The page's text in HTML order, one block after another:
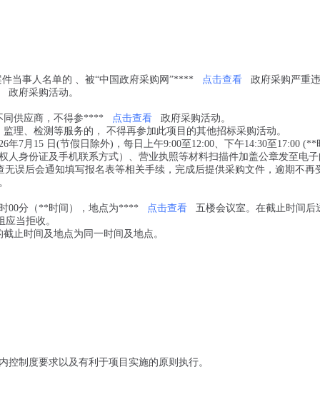
当事人名单的 、被“中国政府采购网”**** 点击查看
政府采购严重
政府采购活动。
同供应商，不得参**** 点击查看
政府采购活动。
理、检测等服务的， 不得再参加此项目的其他招标采购活动。
年7月15 日(节假日除外)，每日上午9:00至12:00、下午14:30至17:00 (**
人身份证及手机联系方式）、营业执照等材料扫描件加盖公章发至电
无误后会通知填写报名表等相关手续，完成后提供采购文件，逾期不再
00分（**时间），地点为**** 点击查看
五楼会议室。在截止时间后
应当拒收。
止时间及地点为同一时间及地点。
制度要求以及有利于项目实施的原则执行。